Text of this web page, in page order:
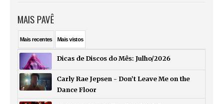
MAIS PAVÊ
Maisrecentes Maisvistos
Dicas de Discos do Mês: Julho/2026
Carly Rae Jepsen - Don’t Leave Me on the
Dance Floor